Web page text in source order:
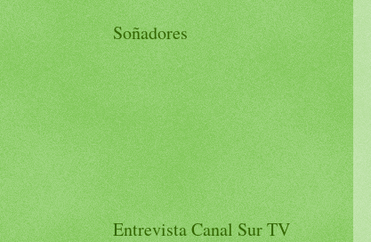
Soñadores
Entrevista Canal Sur TV